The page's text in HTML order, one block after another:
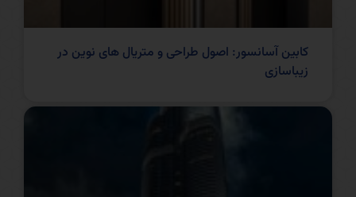
کابین آسانسور: اصول طراحی و متریال های نوین در
زیباسازی